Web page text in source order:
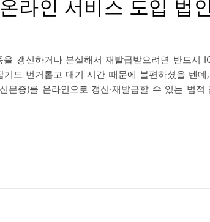
라인 서비스 도입 법
을 갱신하거나 분실해서 재발급받으려면 반드시
기도 번거롭고 대기 시간 때문에 불편하셨을 텐
분증)를 온라인으로 갱신·재발급할 수 있는 법